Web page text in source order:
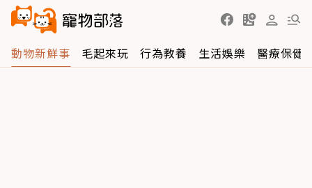
動物新鮮事 毛起來玩 行為教養 生活娛樂 醫療保健